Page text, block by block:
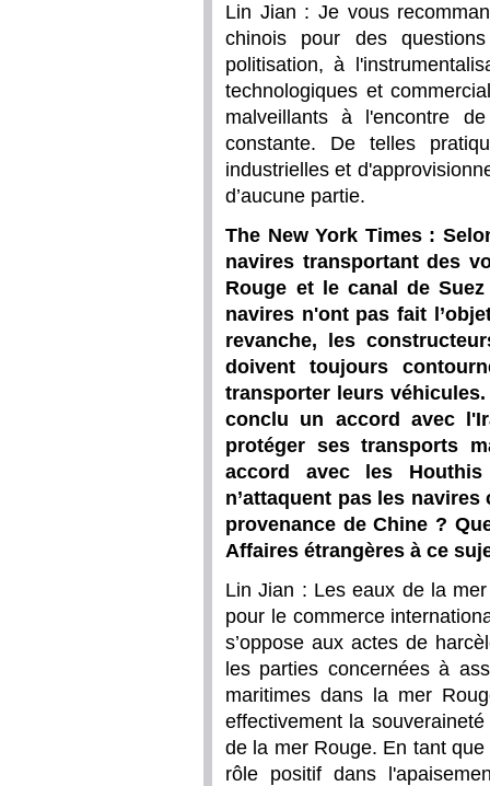
Lin Jian : Je vous
chinois pour des
politisation, à
technologiques et
malveillants à l'encontre
constante. De telles
industrielles et
d’aucune partie.
The New York Times :
navires transportant des
Rouge et le canal de
navires n'ont pas fait
revanche, les
doivent toujours
transporter leurs
conclu un accord avec
protéger ses transports
accord avec les
n’attaquent pas les
provenance de Chine ?
Affaires étrangères à ce
Lin Jian : Les eaux de la
pour le commerce
s’oppose aux actes de
les parties concernées à
maritimes dans la mer
effectivement la
de la mer Rouge. En tant
rôle positif dans